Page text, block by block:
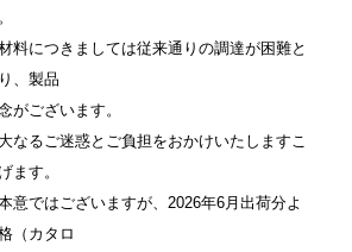
料につきましては従来通りの調達が困難と
、製品
がございます。
なるご迷惑とご負担をおかけいたしますこ
ます。
意ではございますが、2026年6月出荷分よ
（カタロ